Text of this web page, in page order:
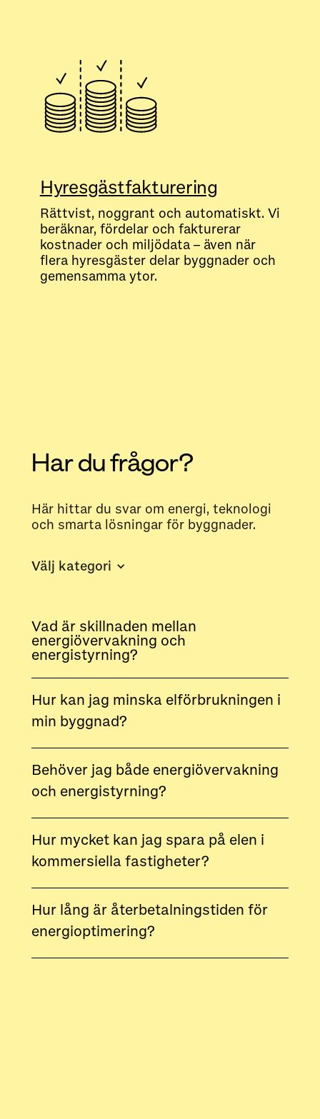
Hyresgästfakturering
Rättvist, noggrant och automatiskt. Vi
beräknar, fördelar och fakturerar
kostnader och miljödata – även när
flera hyresgäster delar byggnader och
gemensamma ytor.
Har du frågor?
Här hittar du svar om energi, teknologi
och smarta lösningar för byggnader.
Välj kategori
Vad är skillnaden mellan
energiövervakning och
energistyrning?
Hur kan jag minska elförbrukningen i
min byggnad?
Behöver jag både energiövervakning
och energistyrning?
Hur mycket kan jag spara på elen i
kommersiella fastigheter?
Hur lång är återbetalningstiden för
energioptimering?